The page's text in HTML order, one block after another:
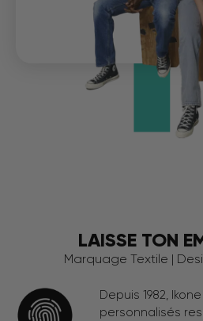
LAISSE TON
Marquage Textile |
Depuis 1982,
personnalisés